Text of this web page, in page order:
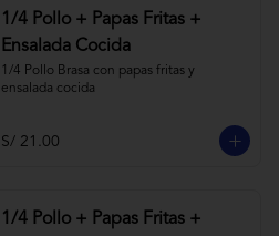
1/4 Pollo + Papas Fritas +
Ensalada Cocida
1/4 Pollo Brasa con papas fritas y
ensalada cocida
S/ 21.00
1/4 Pollo + Papas Fritas +